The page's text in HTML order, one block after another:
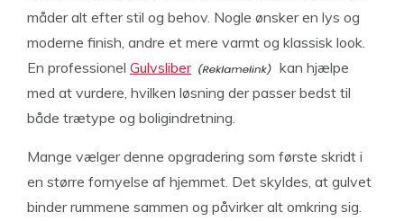
måder alt efter stil og behov. Nogle ønsker en lys og
moderne finish, andre et mere varmt og klassisk look.
En professionel Gulvsliber
kan hjælpe
med at vurdere, hvilken løsning der passer bedst til
både trætype og boligindretning.
Mange vælger denne opgradering som første skridt i
en større fornyelse af hjemmet. Det skyldes, at gulvet
binder rummene sammen og påvirker alt omkring sig.